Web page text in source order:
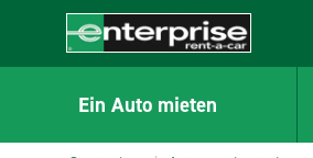
CONTENT
Enterprise
Ein Auto mieten